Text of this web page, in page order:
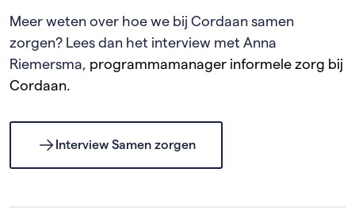
Meer weten over hoe we bij Cordaan samen
zorgen? Lees dan het interview met Anna
Riemersma, programmamanager informele zorg bij
Cordaan.
Interview Samen zorgen